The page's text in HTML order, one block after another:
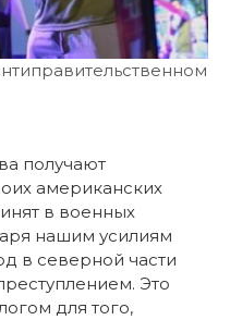
получают
американских
в военных
нашим усилиям
в северной части
Это
для того,